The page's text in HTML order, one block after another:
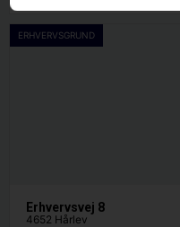
ERHVERVSGRUND
Erhvervsvej 8
4652 Hårlev